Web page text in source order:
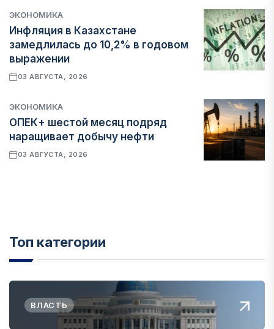
ЭКОНОМИКА
Инфляция в Казахстане
замедлилась до 10,2% в годовом
выражении
03 АВГУСТА, 2026
ЭКОНОМИКА
ОПЕК+ шестой месяц подряд
наращивает добычу нефти
03 АВГУСТА, 2026
Топ категории
ВЛАСТЬ